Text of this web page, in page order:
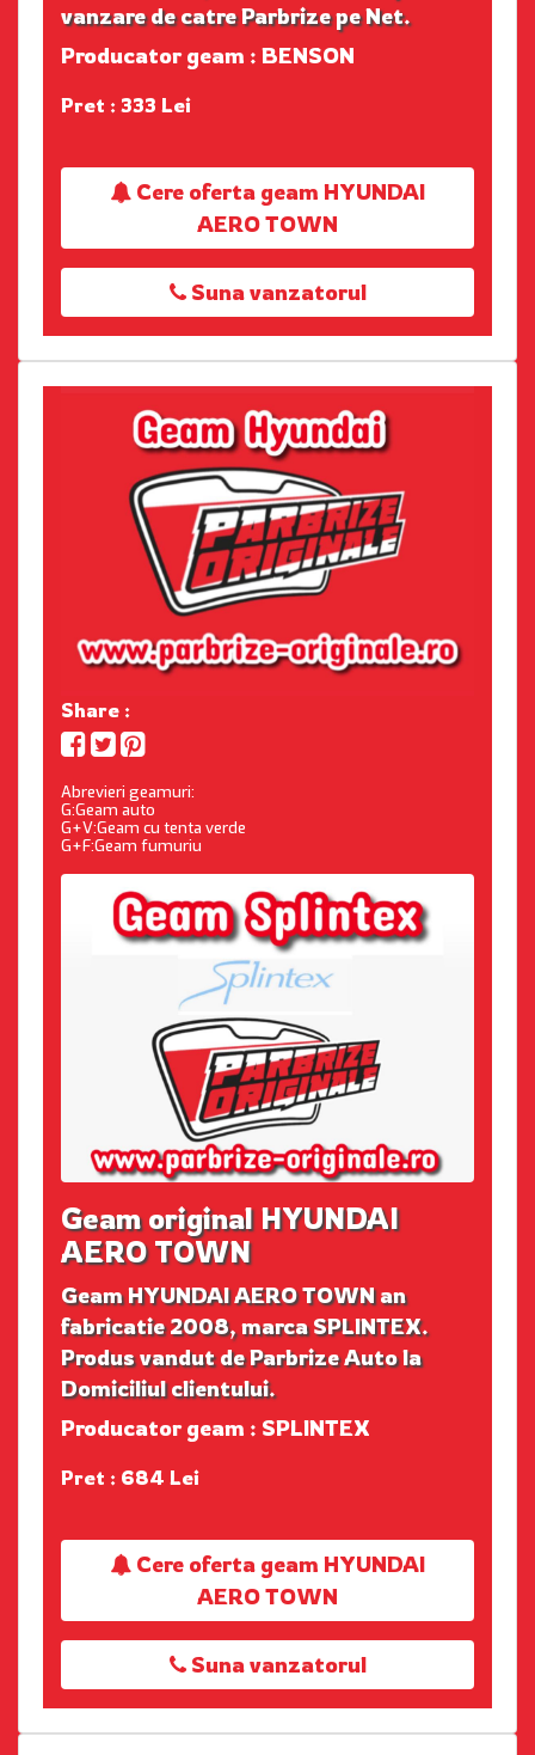
vanzare de catre Parbrize pe Net.
Producator geam : BENSON
Pret : 333 Lei
Cere oferta geam HYUNDAI
AERO TOWN
Suna vanzatorul
Share :
Abrevieri geamuri:
G:Geam auto
G+V:Geam cu tenta verde
G+F:Geam fumuriu
Geam original HYUNDAI
AERO TOWN
Geam HYUNDAI AERO TOWN an
fabricatie 2008, marca SPLINTEX.
Produs vandut de Parbrize Auto la
Domiciliul clientului.
Producator geam : SPLINTEX
Pret : 684 Lei
Cere oferta geam HYUNDAI
AERO TOWN
Suna vanzatorul